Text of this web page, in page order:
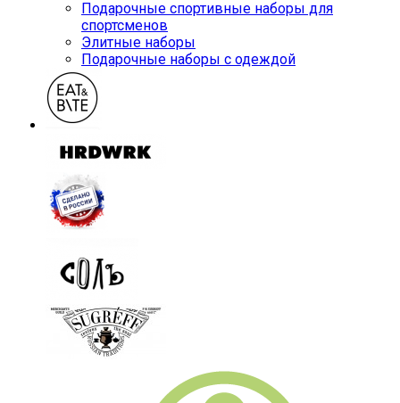
Подарочные спортивные наборы для
спортсменов
Элитные наборы
Подарочные наборы с одеждой